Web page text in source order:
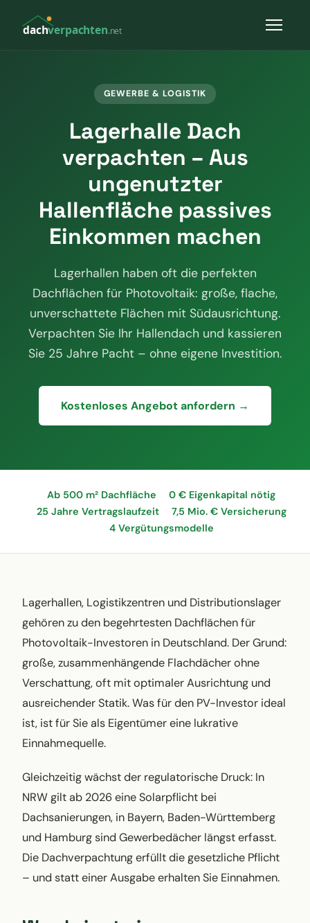
dachverpachten.net
GEWERBE & LOGISTIK
Lagerhalle Dach
verpachten – Aus
ungenutzter
Hallenfläche passives
Einkommen machen
Lagerhallen haben oft die perfekten
Dachflächen für Photovoltaik: große, flache,
unverschattete Flächen mit Südausrichtung.
Verpachten Sie Ihr Hallendach und kassieren
Sie 25 Jahre Pacht – ohne eigene Investition.
Kostenloses Angebot anfordern →
Ab 500 m² Dachfläche
0 € Eigenkapital nötig
25 Jahre Vertragslaufzeit
7,5 Mio. € Versicherung
4 Vergütungsmodelle
Lagerhallen, Logistikzentren und Distributionslager
gehören zu den begehrtesten Dachflächen für
Photovoltaik-Investoren in Deutschland. Der Grund:
große, zusammenhängende Flachdächer ohne
Verschattung, oft mit optimaler Ausrichtung und
ausreichender Statik. Was für den PV-Investor ideal
ist, ist für Sie als Eigentümer eine lukrative
Einnahmequelle.
Gleichzeitig wächst der regulatorische Druck: In
NRW gilt ab 2026 eine Solarpflicht bei
Dachsanierungen, in Bayern, Baden-Württemberg
und Hamburg sind Gewerbedächer längst erfasst.
Die Dachverpachtung erfüllt die gesetzliche Pflicht
– und statt einer Ausgabe erhalten Sie Einnahmen.